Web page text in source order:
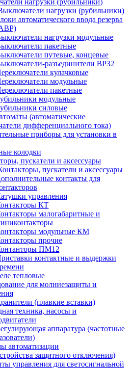
нагрузки (рубильники)
нагрузки (рубильники)
автоматического ввода резерва
нагрузки модульные
пакетные
путевые, концевые
разъединители ВР32
кулачковые
модульные
пакетные
модульные
силовые
(автоматические
дифференциального тока)
приборы для установки в
колодки
пускатели и аксессуары
пускатели и аксессуары
контакты для
управления
КТ
малогабаритные и
модульные КМ
прочие
ПМ12
контактные и выдержки
тепловые
для молниезащиты и
(плавкие вставки)
техника, насосы и
аппаратура (частотные
автоматизации
защитного отключения)
управления для светосигнальной